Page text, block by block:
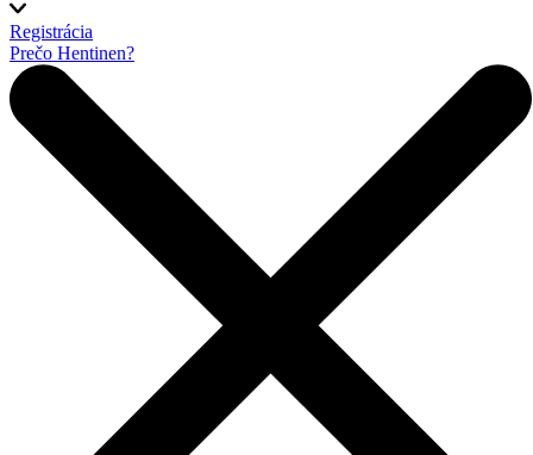
Registrácia
Prečo Hentinen?